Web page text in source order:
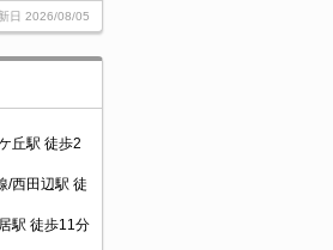
日 2026/08/05
丘駅 徒歩2
/西田辺駅 徒
駅 徒歩11分